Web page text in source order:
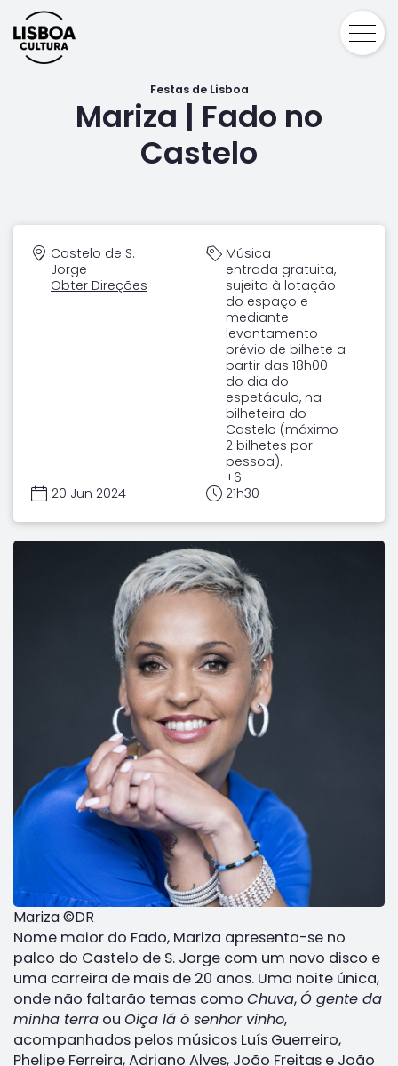
Festas de Lisboa
Mariza | Fado no
Castelo
Castelo de S.
Jorge
Obter Direções
Música
entrada gratuita,
sujeita à lotação
do espaço e
mediante
levantamento
prévio de bilhete a
partir das 18h00
do dia do
espetáculo, na
bilheteira do
Castelo (máximo
2 bilhetes por
pessoa).
+6
20 Jun 2024
21h30
Nome maior do Fado, Mariza apresenta-se no
palco do Castelo de S. Jorge com um novo disco e
uma carreira de mais de 20 anos. Uma noite única,
onde não faltarão temas como Chuva,Ó gente da
minha terra ou Oiça lá ó senhor vinho,
acompanhados pelos músicos Luís Guerreiro,
Phelipe Ferreira, Adriano Alves, João Freitas e João
Mariza ©DR